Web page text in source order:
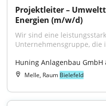
Projektleiter –
Energien (m/w/d)
Wir sind eine
Unternehmensgruppe, die
Huning Anlagenbau GmbH
Melle, Raum Bielefeld